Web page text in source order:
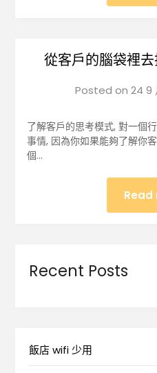
從客戶的腦袋裡
Posted on 24 9
了解客戶的思考模式, 對一個
事情, 因為你如果能夠了解你
個…
Read
Recent Posts
飯店 wifi 少用